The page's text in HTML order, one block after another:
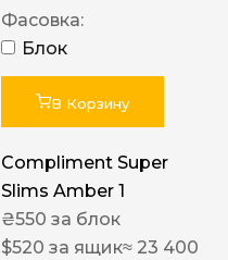
Фасовка:
Блок
В Корзину
Compliment Super
Slims Amber 1
₴550 за блок
$520 за ящик≈ 23 400